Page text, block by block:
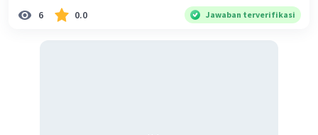
benar mengenai keturunan yang dihasilkan dari
6 0.0 Jawaban terverifikasi